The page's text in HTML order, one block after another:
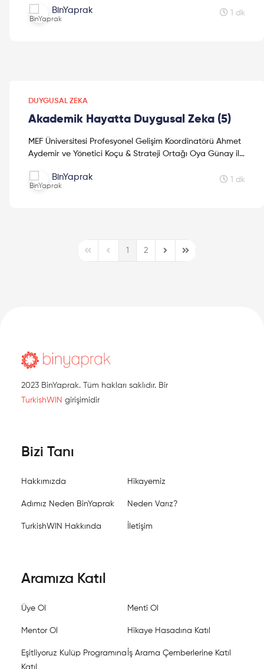
BinYaprak 1 dk
DUYGUSAL ZEKA
Akademik Hayatta Duygusal Zeka (5)
MEF Üniversitesi Profesyonel Gelişim Koordinatörü Ahmet
Aydemir ve Yönetici Koçu & Strateji Ortağı Oya Günay ile
BinYaprak 1 dk
First PagePrevious Page
1 2
Next PageLast Page
2023 BinYaprak. Tüm hakları saklıdır. Bir
TurkishWIN girişimidir
Bizi Tanı
Hakkımızda Hikayemiz
Adımız Neden BinYaprak Neden Varız?
TurkishWIN Hakkında İletişim
Aramıza Katıl
Üye Ol Menti Ol
Mentor Ol Hikaye Hasadına Katıl
Eşitliyoruz Kulüp Programına
Katıl
İş Arama Çemberlerine Katıl